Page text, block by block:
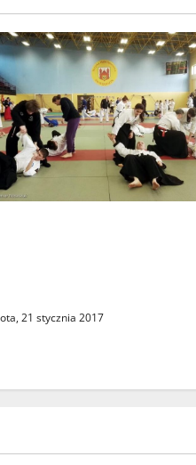
21 stycznia 2017